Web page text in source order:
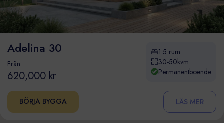
Adelina 30
Från
620,000 kr
1.5 rum
30-50kvm
Permanentboende
BÖRJA BYGGA LÄS MER